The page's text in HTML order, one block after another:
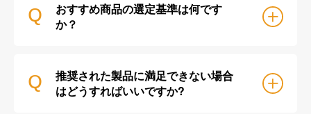
Q
おすすめ商品の選定基準は何です
か？
Q
推奨された製品に満足できない場合
はどうすればいいですか?